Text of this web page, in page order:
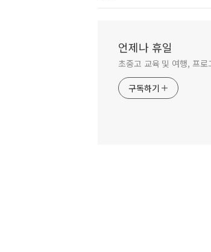
언제나 휴일
초중고 교육 및 여행, 프
구독하기